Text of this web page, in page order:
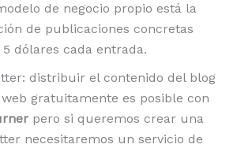
de negocio propio está la
de publicaciones concretas
5 dólares cada entrada.
distribuir el contenido del blog
gratuitamente es posible con
pero si queremos crear una
necesitaremos un servicio de